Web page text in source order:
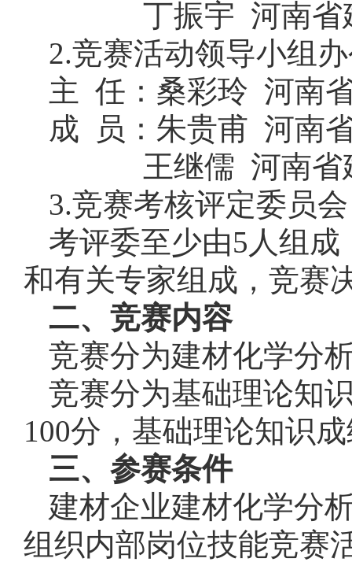
丁振宇 河南省
2.竞赛活动领导小组
主 任：桑彩玲 河南
成 员：朱贵甫 河南
王继儒 河南省
3.竞赛考核评定委员会
考评委至少由5人组
和有关专家组成，竞赛
二、竞赛内容
竞赛分为建材化学分
竞赛分为基础理论知
100分，基础理论知识
三、参赛条件
建材企业建材化学分
组织内部岗位技能竞赛